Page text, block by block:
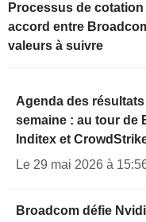
Processus de
accord entre
valeurs à suivre
Agenda des résultats
semaine : au tour de
Inditex et
Le 29 mai 2026 à
Broadcom défie